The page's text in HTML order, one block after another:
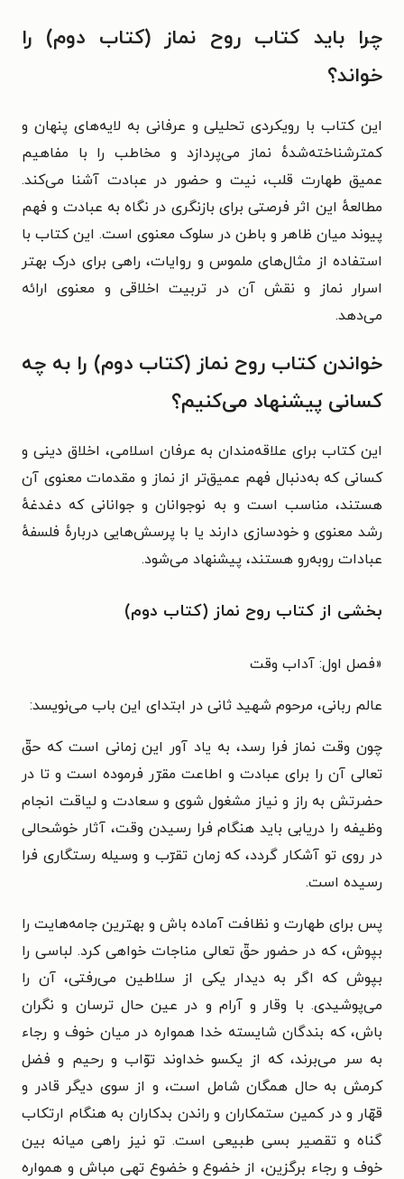
چرا باید کتاب روح نماز (کتاب دوم) را
خواند؟
این کتاب با رویکردی تحلیلی و عرفانی به لایه‌های پنهان و
کمترشناخته‌شدهٔ نماز می‌پردازد و مخاطب را با مفاهیم
عمیق طهارت قلب، نیت و حضور در عبادت آشنا می‌کند.
مطالعهٔ این اثر فرصتی برای بازنگری در نگاه به عبادت و فهم
پیوند میان ظاهر و باطن در سلوک معنوی است. این کتاب با
استفاده از مثال‌های ملموس و روایات، راهی برای درک بهتر
اسرار نماز و نقش آن در تربیت اخلاقی و معنوی ارائه
می‌دهد.
خواندن کتاب روح نماز (کتاب دوم) را به چه
کسانی پیشنهاد می‌کنیم؟
این کتاب برای علاقه‌مندان به عرفان اسلامی، اخلاق دینی و
کسانی که به‌دنبال فهم عمیق‌تر از نماز و مقدمات معنوی آن
هستند، مناسب است و به نوجوانان و جوانانی که دغدغهٔ
رشد معنوی و خودسازی دارند یا با پرسش‌هایی دربارهٔ فلسفهٔ
عبادات روبه‌رو هستند، پیشنهاد می‌شود.
بخشی از کتاب روح نماز (کتاب دوم)
«فصل اول: آداب وقت
عالم ربانی، مرحوم شهید ثانی در ابتدای این باب می‌نویسد:
چون وقت نماز فرا رسد، به یاد آور این زمانی است که حقّ
تعالی آن را برای عبادت و اطاعت مقرّر فرموده است و تا در
حضرتش به راز و نیاز مشغول شوی و سعادت و لیاقت انجام
وظیفه را دریابی باید هنگام فرا رسیدن وقت، آثار خوشحالی
در روی تو آشکار گردد، که زمان تقرّب و وسیله رستگاری فرا
رسیده است.
پس برای طهارت و نظافت آماده باش و بهترین جامه‌هایت را
بپوش، که در حضور حقّ تعالی مناجات خواهی کرد. لباسی را
بپوش که اگر به دیدار یکی از سلاطین می‌رفتی، آن را
می‌پوشیدی. با وقار و آرام و در عین حال ترسان و نگران
باش، که بندگان شایسته خدا همواره در میان خوف و رجاء
به سر می‌برند، که از یکسو خداوند توّاب و رحیم و فضل
کرمش به حال همگان شامل است، و از سوی دیگر قادر و
قهّار و در کمین ستمکاران و راندن بدکاران به هنگام ارتکاب
گناه و تقصیر بسی طبیعی است. تو نیز راهی میانه بین
خوف و رجاء برگزین، از خضوع و خضوع تهی مباش و همواره